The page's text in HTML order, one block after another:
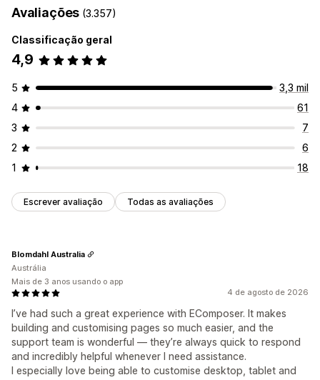
Avaliações (3.357)
Classificação geral
4,9
5
3,3 mil
4
61
3
7
2
6
1
18
Escrever avaliação Todas as avaliações
4 de agosto de 2026
I’ve had such a great experience with EComposer. It makes
building and customising pages so much easier, and the
support team is wonderful — they’re always quick to respond
and incredibly helpful whenever I need assistance.
I especially love being able to customise desktop, tablet and
Blomdahl Australia
Austrália
Mais de 3 anos usando o app